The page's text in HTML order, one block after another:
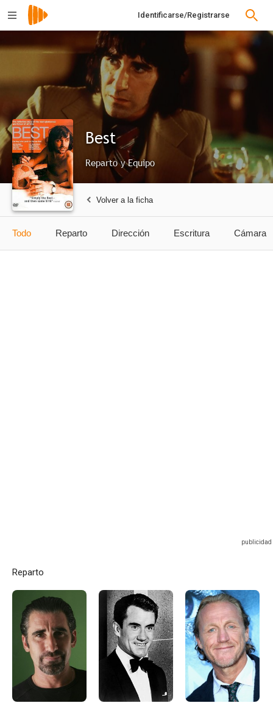
Identificarse/Registrarse
Best
Reparto y Equipo
Volver a la ficha
Todo Reparto Dirección Escritura Cámara
Reparto